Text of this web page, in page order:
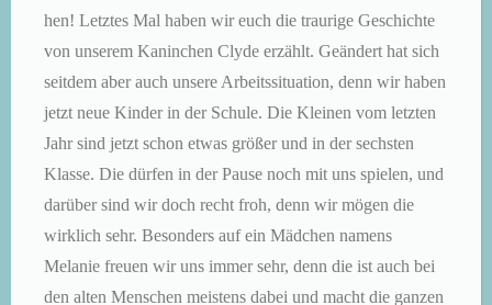
hen! Letztes Mal haben wir euch die traurige Geschichte
von unserem Kaninchen Clyde erzählt. Geändert hat sich
seitdem aber auch unsere Arbeitssituation, denn wir haben
jetzt neue Kinder in der Schule. Die Kleinen vom letzten
Jahr sind jetzt schon etwas größer und in der sechsten
Klasse. Die dürfen in der Pause noch mit uns spielen, und
darüber sind wir doch recht froh, denn wir mögen die
wirklich sehr. Besonders auf ein Mädchen namens
Melanie freuen wir uns immer sehr, denn die ist auch bei
den alten Menschen meistens dabei und macht die ganzen